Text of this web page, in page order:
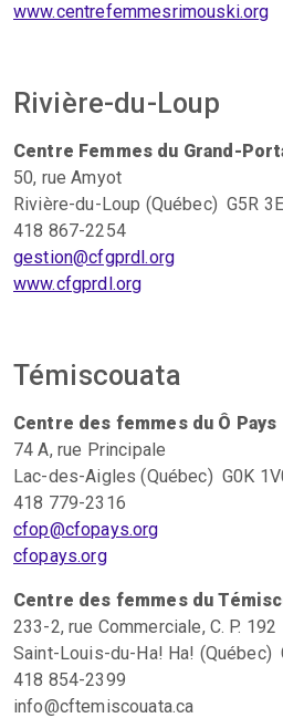
www.centrefemmesrimouski.org
Rivière-du-Loup
Centre Femmes du Grand-
50, rue Amyot
Rivière-du-Loup (Québec) G5R
418 867-2254
gestion@cfgprdl.org
www.cfgprdl.org
Témiscouata
Centre des femmes du Ô Pays
74 A, rue Principale
Lac-des-Aigles (Québec) G0K
418 779-2316
cfop@cfopays.org
cfopays.org
Centre des femmes du
233-2, rue Commerciale, C. P. 192
Saint-Louis-du-Ha! Ha! (Québec)
418 854-2399
info@cftemiscouata.ca